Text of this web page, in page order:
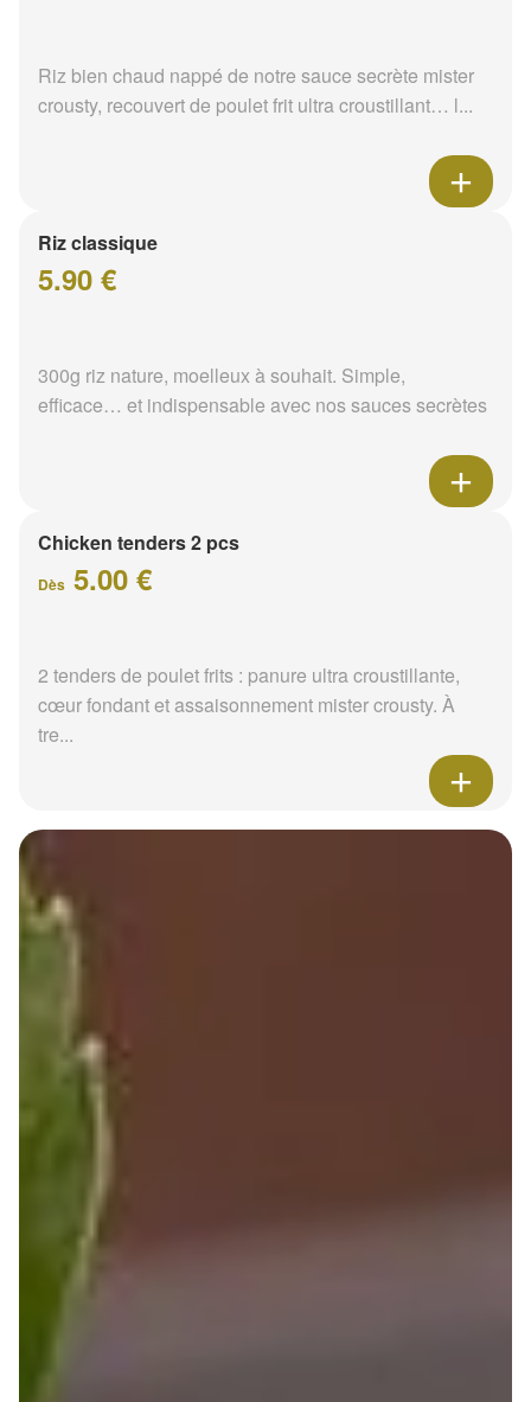
Riz bien chaud nappé de notre sauce secrète mister
crousty, recouvert de poulet frit ultra croustillant… l...
Riz classique
5.90 €
300g riz nature, moelleux à souhait. Simple,
efficace… et indispensable avec nos sauces secrètes
Chicken tenders 2 pcs
Dès 5.00 €
2 tenders de poulet frits : panure ultra croustillante,
cœur fondant et assaisonnement mister crousty. À
tre...